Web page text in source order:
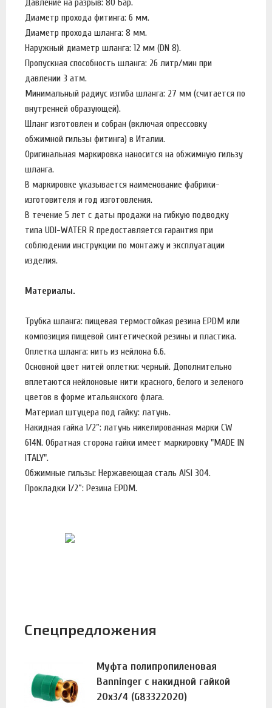
Давление на разрыв: 80 Бар.
Диаметр прохода фитинга: 6 мм.
Диаметр прохода шланга: 8 мм.
Наружный диаметр шланга: 12 мм (DN 8).
Пропускная способность шланга: 26 литр/мин при
давлении 3 атм.
Минимальный радиус изгиба шланга: 27 мм (считается по
внутренней образующей).
Шланг изготовлен и собран (включая опрессовку
обжимной гильзы фитинга) в Италии.
Оригинальная маркировка наносится на обжимную гильзу
шланга.
В маркировке указывается наименование фабрики-
изготовителя и год изготовления.
В течение 5 лет с даты продажи на гибкую подводку
типа UDI-WATER R предоставляется гарантия при
соблюдении инструкции по монтажу и эксплуатации
изделия.
Материалы.
Трубка шланга: пищевая термостойкая резина EPDM или
композиция пищевой синтетической резины и пластика.
Оплетка шланга: нить из нейлона 6.6.
Основной цвет нитей оплетки: черный. Дополнительно
вплетаются нейлоновые нити красного, белого и зеленого
цветов в форме итальянского флага.
Материал штуцера под гайку: латунь.
Накидная гайка 1/2”: латунь никелированная марки CW
614N. Обратная сторона гайки имеет маркировку "MADE IN
ITALY".
Обжимные гильзы: Нержавеющая сталь AISI 304.
Прокладки 1/2”: Резина EPDM.
Спецпредложения
Муфта полипропиленовая
Banninger с накидной гайкой
20х3/4 (G83322020)